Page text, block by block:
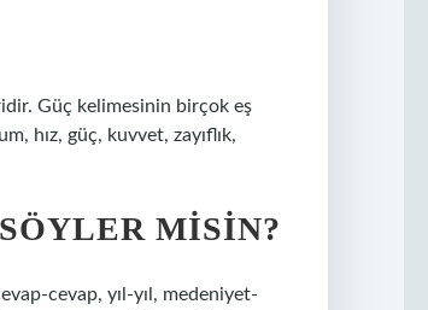
Güç kelimesinin birçok eş
hız, güç, kuvvet, zayıflık,
MISIN?
cevap, yıl-yıl, medeniyet-